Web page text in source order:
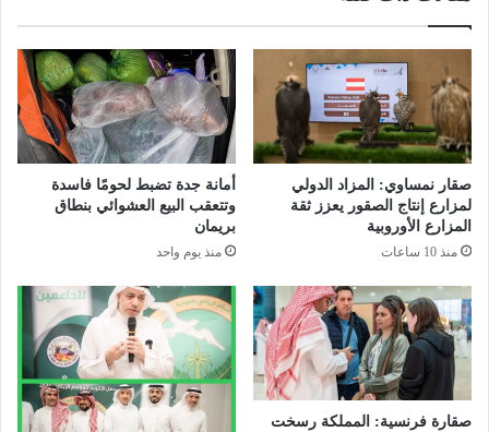
د
ي
ي
ح
ق
ا
ل
ك
ز
صقار نمساوي: المزاد الدولي
لمزارع إنتاج الصقور يعزز ثقة
المزارع الأوروبية
منذ 10 ساعات
أمانة جدة تضبط لحومًا فاسدة
وتتعقب البيع العشوائي بنطاق
بريمان
منذ يوم واحد
صقارة فرنسية: المملكة رسخت